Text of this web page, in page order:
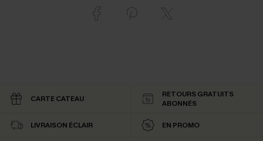
CARTE CATEAU
RETOURS GRATUITS
ABONNÉS
LIVRAISON ÉCLAIR EN PROMO